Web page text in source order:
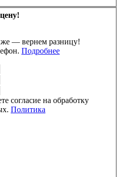
— вернем разницу!
на телефон. Подробнее
согласие на обработку
Политика